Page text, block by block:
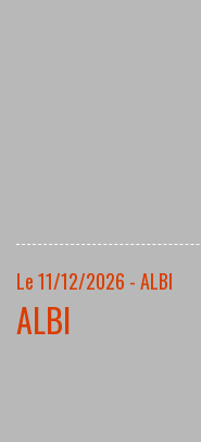
Le 11/12/2026 - ALBI
ALBI